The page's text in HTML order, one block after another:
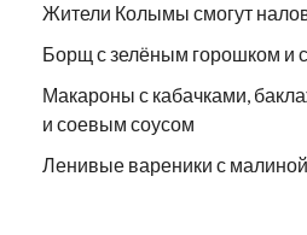
Жители Колымы смогут
Борщ с зелёным горошком и
Макароны с кабачками,
и соевым соусом
Ленивые вареники с малиной